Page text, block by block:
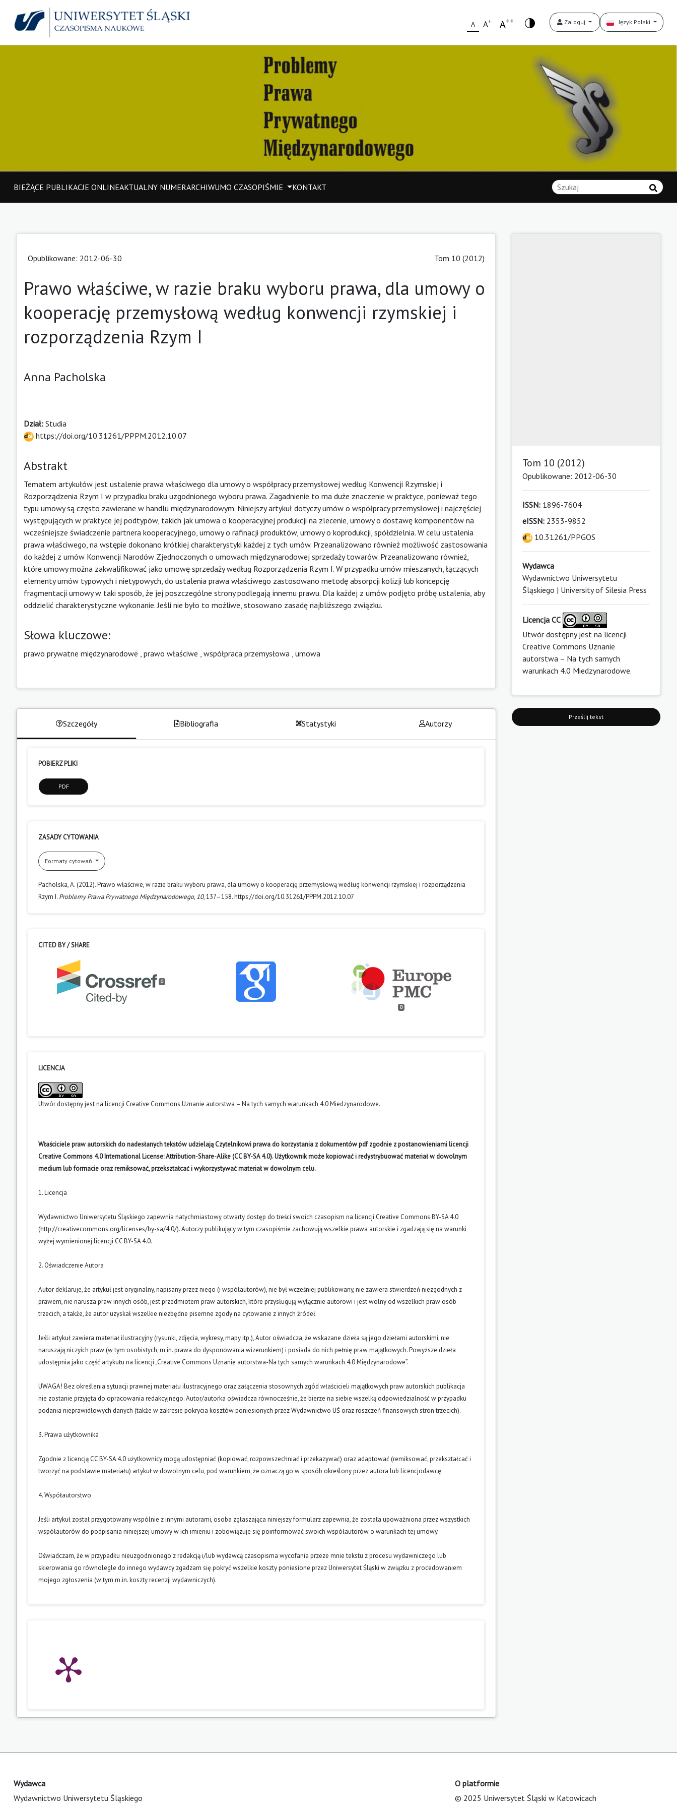
A A+ A++ Zaloguj Język Polski
BIEŻĄCE PUBLIKACJE ONLINEAKTUALNY NUMERARCHIWUMO CZASOPIŚMIE KONTAKT
Opublikowane: 2012-06-30 Tom 10 (2012)
Prawo właściwe, w razie braku wyboru prawa, dla umowy o
kooperację przemysłową według konwencji rzymskiej i
rozporządzenia Rzym I
Anna Pacholska
Dział: Studia
https://doi.org/10.31261/PPPM.2012.10.07
Abstrakt
Tematem artykułów jest ustalenie prawa właściwego dla umowy o współpracy przemysłowej według Konwencji Rzymskiej i
Rozporządzenia Rzym I w przypadku braku uzgodnionego wyboru prawa. Zagadnienie to ma duże znaczenie w praktyce, ponieważ tego
typu umowy są często zawierane w handlu międzynarodowym. Niniejszy artykuł dotyczy umów o współpracy przemysłowej i najczęściej
występujących w praktyce jej podtypów, takich jak umowa o kooperacyjnej produkcji na zlecenie, umowy o dostawę komponentów na
wcześniejsze świadczenie partnera kooperacyjnego, umowy o rafinacji produktów, umowy o koprodukcji, spółdzielnia. W celu ustalenia
prawa właściwego, na wstępie dokonano krótkiej charakterystyki każdej z tych umów. Przeanalizowano również możliwość zastosowania
do każdej z umów Konwencji Narodów Zjednoczonych o umowach międzynarodowej sprzedaży towarów. Przeanalizowano również,
które umowy można zakwalifikować jako umowę sprzedaży według Rozporządzenia Rzym I. W przypadku umów mieszanych, łączących
elementy umów typowych i nietypowych, do ustalenia prawa właściwego zastosowano metodę absorpcji kolizji lub koncepcję
fragmentacji umowy w taki sposób, że jej poszczególne strony podlegają innemu prawu. Dla każdej z umów podjęto próbę ustalenia, aby
oddzielić charakterystyczne wykonanie. Jeśli nie było to możliwe, stosowano zasadę najbliższego związku.
Słowa kluczowe:
prawo prywatne międzynarodowe prawo właściwe współpraca przemysłowa umowa
Szczegóły Bibliografia Statystyki Autorzy
POBIERZ PLIKI
PDF
ZASADY CYTOWANIA
Formaty cytowań
Pacholska, A. (2012). Prawo właściwe, w razie braku wyboru prawa, dla umowy o kooperację przemysłową według konwencji rzymskiej i rozporządzenia
Rzym I. Problemy Prawa Prywatnego Międzynarodowego, 10, 137–158. https://doi.org/10.31261/PPPM.2012.10.07
CITED BY / SHARE
0
0
LICENCJA
Utwór dostępny jest na licencji Creative Commons Uznanie autorstwa – Na tych samych warunkach 4.0 Miedzynarodowe.
Właściciele praw autorskich do nadesłanych tekstów udzielają Czytelnikowi prawa do korzystania z dokumentów pdf zgodnie z postanowieniami licencji
Creative Commons 4.0 International License: Attribution-Share-Alike (CC BY-SA 4.0). Użytkownik może kopiować i redystrybuować materiał w dowolnym
medium lub formacie oraz remiksować, przekształcać i wykorzystywać materiał w dowolnym celu.
1. Licencja
Wydawnictwo Uniwersytetu Śląskiego zapewnia natychmiastowy otwarty dostęp do treści swoich czasopism na licencji Creative Commons BY-SA 4.0
(http://creativecommons.org/licenses/by-sa/4.0/). Autorzy publikujący w tym czasopiśmie zachowują wszelkie prawa autorskie i zgadzają się na warunki
wyżej wymienionej licencji CC BY-SA 4.0.
2. Oświadczenie Autora
Autor deklaruje, że artykuł jest oryginalny, napisany przez niego (i współautorów), nie był wcześniej publikowany, nie zawiera stwierdzeń niezgodnych z
prawem, nie narusza praw innych osób, jest przedmiotem praw autorskich, które przysługują wyłącznie autorowi i jest wolny od wszelkich praw osób
trzecich, a także, że autor uzyskał wszelkie niezbędne pisemne zgody na cytowanie z innych źródeł.
Jeśli artykuł zawiera materiał ilustracyjny (rysunki, zdjęcia, wykresy, mapy itp.), Autor oświadcza, że wskazane dzieła są jego dziełami autorskimi, nie
naruszają niczyich praw (w tym osobistych, m.in. prawa do dysponowania wizerunkiem) i posiada do nich pełnię praw majątkowych. Powyższe dzieła
udostępnia jako część artykułu na licencji „Creative Commons Uznanie autorstwa-Na tych samych warunkach 4.0 Międzynarodowe”.
UWAGA! Bez określenia sytuacji prawnej materiału ilustracyjnego oraz załączenia stosownych zgód właścicieli majątkowych praw autorskich publikacja
nie zostanie przyjęta do opracowania redakcyjnego. Autor/autorka oświadcza równocześnie, że bierze na siebie wszelką odpowiedzialność w przypadku
podania nieprawidłowych danych (także w zakresie pokrycia kosztów poniesionych przez Wydawnictwo UŚ oraz roszczeń finansowych stron trzecich).
3. Prawa użytkownika
Zgodnie z licencją CC BY-SA 4.0 użytkownicy mogą udostępniać (kopiować, rozpowszechniać i przekazywać) oraz adaptować (remiksować, przekształcać i
tworzyć na podstawie materiału) artykuł w dowolnym celu, pod warunkiem, że oznaczą go w sposób określony przez autora lub licencjodawcę.
4. Współautorstwo
Jeśli artykuł został przygotowany wspólnie z innymi autorami, osoba zgłaszająca niniejszy formularz zapewnia, że została upoważniona przez wszystkich
współautorów do podpisania niniejszej umowy w ich imieniu i zobowiązuje się poinformować swoich współautorów o warunkach tej umowy.
Oświadczam, że w przypadku nieuzgodnionego z redakcją i/lub wydawcą czasopisma wycofania przeze mnie tekstu z procesu wydawniczego lub
skierowania go równolegle do innego wydawcy zgadzam się pokryć wszelkie koszty poniesione przez Uniwersytet Śląski w związku z procedowaniem
mojego zgłoszenia (w tym m.in. koszty recenzji wydawniczych).
Tom 10 (2012)
Opublikowane: 2012-06-30
ISSN:1896-7604
eISSN:2353-9852
10.31261/PPGOS
Wydawca
Wydawnictwo Uniwersytetu
Śląskiego | University of Silesia Press
Licencja CC
Utwór dostępny jest na licencji
Creative Commons Uznanie
autorstwa – Na tych samych
warunkach 4.0 Miedzynarodowe.
Prześlij tekst
Wydawca
Wydawnictwo Uniwersytetu Śląskiego
O platformie
© 2025 Uniwersytet Śląski w Katowicach